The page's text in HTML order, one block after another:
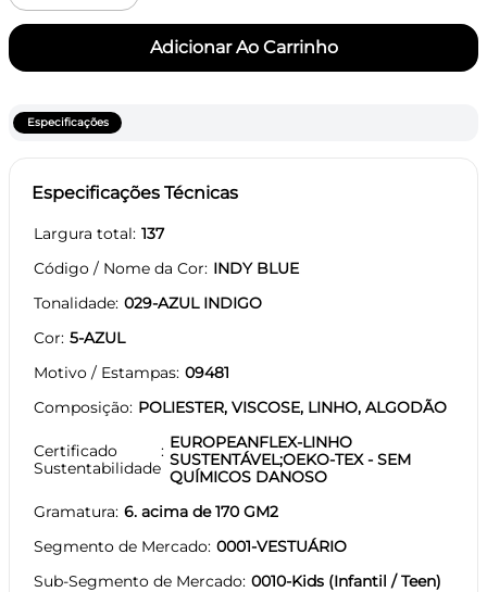
Especificações
Especificações Técnicas
Largura total 137
Código / Nome da Cor INDY BLUE
Tonalidade 029-AZUL INDIGO
Cor 5-AZUL
Motivo / Estampas 09481
Composição POLIESTER, VISCOSE, LINHO, ALGODÃO
Certificado
Sustentabilidade
EUROPEANFLEX-LINHO
SUSTENTÁVEL;OEKO-TEX - SEM
QUÍMICOS DANOSO
Gramatura 6. acima de 170 GM2
Segmento de Mercado 0001-VESTUÁRIO
Sub-Segmento de Mercado 0010-Kids (Infantil / Teen)